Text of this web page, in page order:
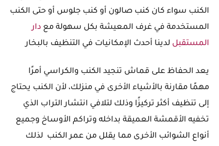
الكنب سواء كان كنب صالون أو كنب جلوس أو حتى الكنب
المستخدمة في غرف المعيشة بكل سهولة مع دار
المستقبل لدينا أحدث الإمكانيات في التنظيف بالبخار
يعد الحفاظ على قماش تنجيد الكنب والكراسي أمرًا
مهمًا مقارنة بالأشياء الأخرى في منزلك، لأن الكنب يحتاج
إلى تنظيف أكثر تركيزًا وذلك لتلافي انتشار التراب الذي
تخفيه الأقمشة العميقة بداخله وتراكم الأوساخ وجميع
أنواع الشوائب الأخرى مما يقلل من عمر الكنب لذلك